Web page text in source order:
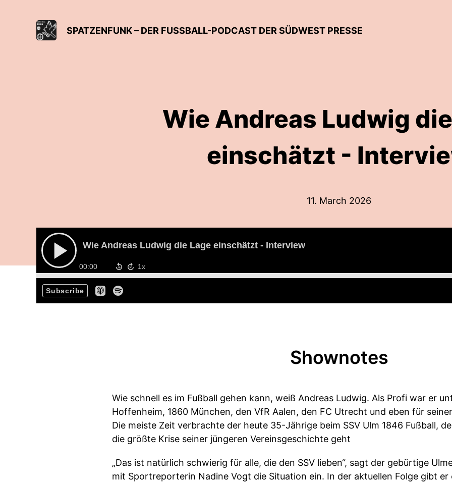
SPATZENFUNK – DER FUSSBALL-PODCAST DER SÜDWEST PRESSE
Wie Andreas Ludwig
einschätzt -
11. March 2026
Wie Andreas Ludwig die Lage einschätzt - Interview
00:00
Subscribe
Shownotes
Wie schnell es im Fußball gehen kann, weiß Andreas Ludwig. Als Profi war er
Hoffenheim, 1860 München, den VfR Aalen, den FC Utrecht und eben für
Die meiste Zeit verbrachte der heute 35-Jährige beim SSV Ulm 1846 Fußball,
die größte Krise seiner jüngeren Vereinsgeschichte geht
„Das ist natürlich schwierig für alle, die den SSV lieben“, sagt der gebürtige
mit Sportreporterin Nadine Vogt die Situation ein. In der aktuellen Folge gibt er